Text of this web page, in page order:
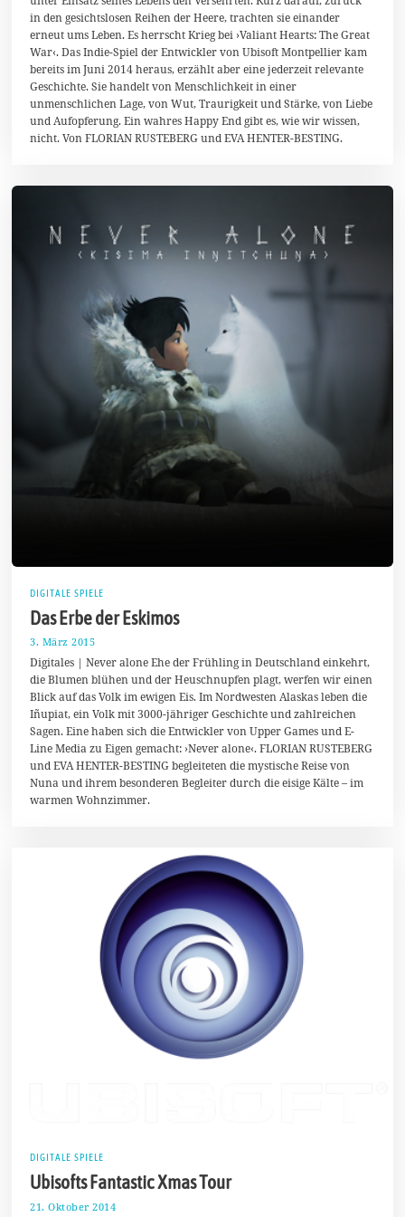
r
l
2
0
5
in den gesichtslosen Reihen der Heere, trachten sie einander
erneut ums Leben. Es herrscht Krieg bei ›Valiant Hearts: The Great
War‹. Das Indie-Spiel der Entwickler von Ubisoft Montpellier kam
bereits im Juni 2014 heraus, erzählt aber eine jederzeit relevante
Geschichte. Sie handelt von Menschlichkeit in einer
unmenschlichen Lage, von Wut, Traurigkeit und Stärke, von Liebe
und Aufopferung. Ein wahres Happy End gibt es, wie wir wissen,
nicht. Von FLORIAN RUSTEBERG und EVA HENTER-BESTING.
DIGITALE SPIELE
Das Erbe der Eskimos
3. März 2015
M
ä
r
z
0
1
5
Digitales | Never alone Ehe der Frühling in Deutschland einkehrt,
die Blumen blühen und der Heuschnupfen plagt, werfen wir einen
Blick auf das Volk im ewigen Eis. Im Nordwesten Alaskas leben die
Iñupiat, ein Volk mit 3000-jähriger Geschichte und zahlreichen
Sagen. Eine haben sich die Entwickler von Upper Games und E-
Line Media zu Eigen gemacht: ›Never alone‹. FLORIAN RUSTEBERG
und EVA HENTER-BESTING begleiteten die mystische Reise von
Nuna und ihrem besonderen Begleiter durch die eisige Kälte – im
warmen Wohnzimmer.
DIGITALE SPIELE
Ubisofts Fantastic Xmas Tour
21. Oktober 2014